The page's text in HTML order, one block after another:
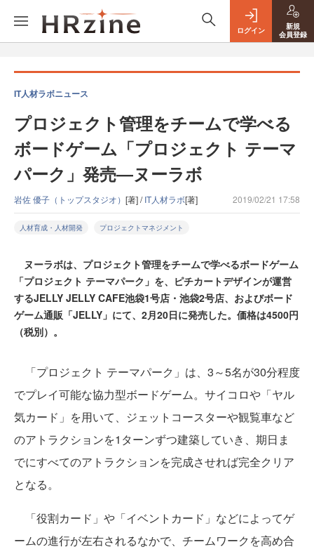
ログイン
新規
会員登録
IT人材ラボニュース
プロジェクト管理をチームで学べる
ボードゲーム「プロジェクト テーマ
パーク」発売―ヌーラボ
岩佐 優子（トップスタジオ） [著] /IT人材ラボ[著] 2019/02/21 17:58
人材育成・人材開発 プロジェクトマネジメント
ヌーラボは、プロジェクト管理をチームで学べるボードゲーム
「プロジェクト テーマパーク」を、ピチカートデザインが運営
するJELLY JELLY CAFE池袋1号店・池袋2号店、およびボード
ゲーム通販「JELLY」にて、2月20日に発売した。価格は4500円
（税別）。
「プロジェクト テーマパーク」は、3～5名が30分程度
でプレイ可能な協力型ボードゲーム。サイコロや「ヤル
気カード」を用いて、ジェットコースターや観覧車など
のアトラクションを1ターンずつ建築していき、期日ま
でにすべてのアトラクションを完成させれば完全クリア
となる。
「役割カード」や「イベントカード」などによってゲ
ームの進行が左右されるなかで、チームワークを高め合